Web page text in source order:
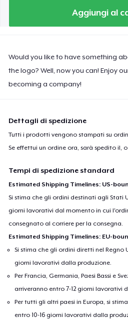
Aggiungi al
Would you like to have something
the logo? Well, now you can! Enjoy
becoming a company!
Dettagli di spedizione
Tutti i prodotti vengono stampati su
Se effettui un ordine ora, sarà spedito il,
Tempi di spedizione standard
Estimated Shipping Timelines: US-
Si stima che gli ordini destinati agli Stati
giorni lavorativi dal momento in cui
consegnato al corriere per la consegna.
Estimated Shipping Timelines: EU-
Si stima che gli ordini diretti nel Regno
giorni lavorativi dalla produzione.
Per Francia, Germania, Paesi Bassi e
arriveranno entro 7-12 giorni lavorativi
Per tutti gli altri paesi in Europa, si
entro 10-16 giorni lavorativi dalla